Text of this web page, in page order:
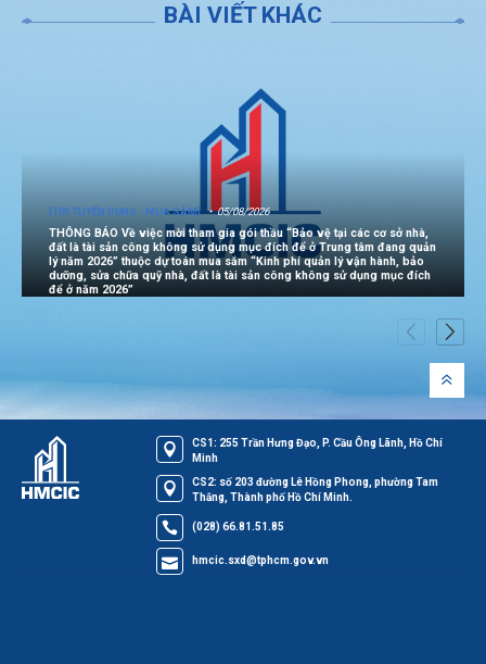
BÀI VIẾT KHÁC
[TIN TUYỂN DỤNG - MUA SẮM] 05/08/2026
THÔNG BÁO Về việc mời tham gia gói thầu “Bảo vệ tại các cơ sở nhà,
đất là tài sản công không sử dụng mục đích để ở Trung tâm đang quản
lý năm 2026” thuộc dự toán mua sắm “Kinh phí quản lý vận hành, bảo
dưỡng, sửa chữa quỹ nhà, đất là tài sản công không sử dụng mục đích
để ở năm 2026”
CS1: 255 Trần Hưng Đạo, P. Cầu Ông Lãnh, Hồ Chí
Minh
CS2: số 203 đường Lê Hồng Phong, phường Tam
Thắng, Thành phố Hồ Chí Minh.
(028) 66.81.51.85
hmcic.sxd@tphcm.gov.vn